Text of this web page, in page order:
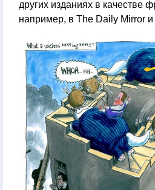
других изданиях в качестве
например, в The Daily Mirror и